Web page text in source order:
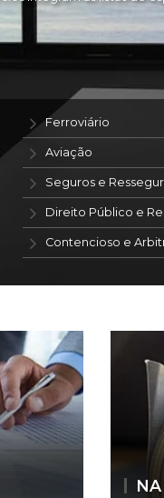
Ferroviário
Aviação
Seguros e
Direito Público e
Contencioso e